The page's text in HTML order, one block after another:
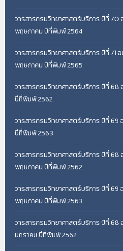
วารสารกรมวิทยาศาสตร์บริการ ปีที่ 70
พฤษภาคม ปีที่พิมพ์ 2564
วารสารกรมวิทยาศาสตร์บริการ ปีที่ 71 ฉ
พฤษภาคม ปีที่พิมพ์ 2565
วารสารกรมวิทยาศาสตร์บริการ ปีที่ 68
ปีที่พิมพ์ 2562
วารสารกรมวิทยาศาสตร์บริการ ปีที่ 69
ปีที่พิมพ์ 2563
วารสารกรมวิทยาศาสตร์บริการ ปีที่ 68
พฤษภาคม ปีที่พิมพ์ 2562
วารสารกรมวิทยาศาสตร์บริการ ปีที่ 69
พฤษภาคม ปีที่พิมพ์ 2563
วารสารกรมวิทยาศาสตร์บริการ ปีที่ 68
มกราคม ปีที่พิมพ์ 2562